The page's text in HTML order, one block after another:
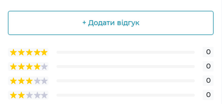
+ Додати відгук
0
0
0
0